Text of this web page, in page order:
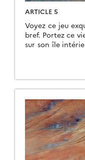
ARTICLE 5
Voyez ce jeu
bref. Portez ce
sur son île
permet de